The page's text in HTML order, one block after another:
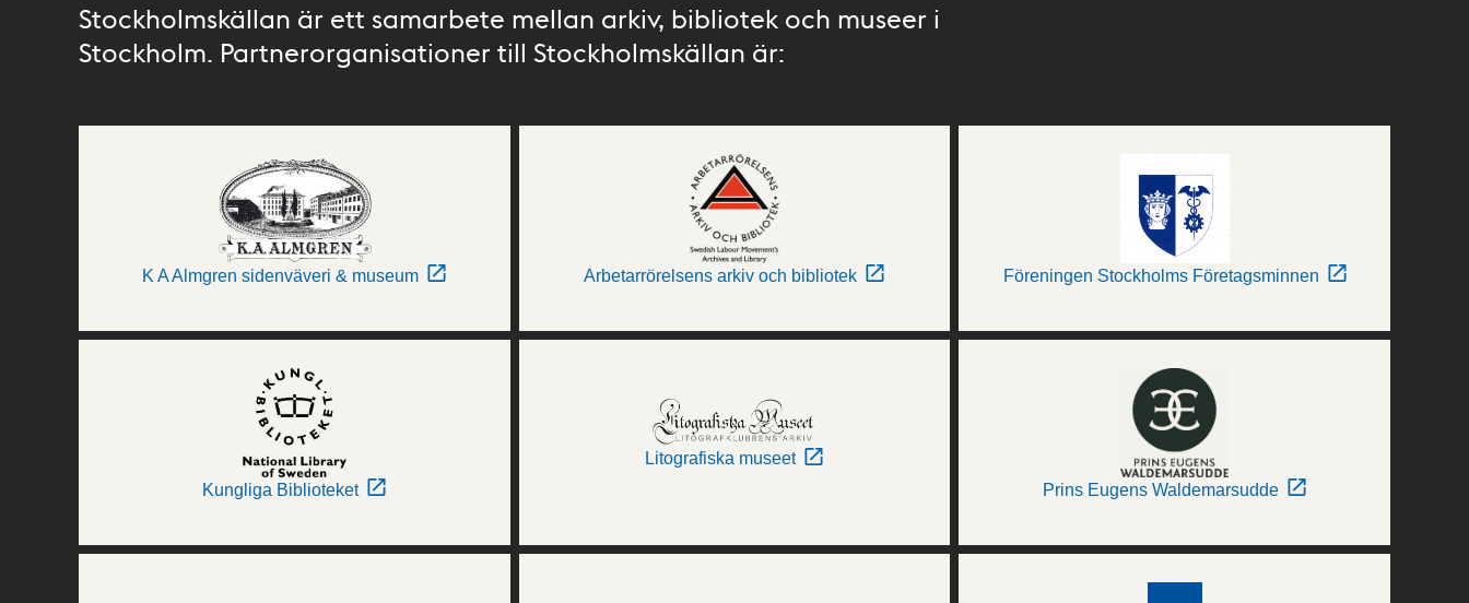
Stockholmskällan är ett samarbete mellan arkiv, bibliotek och museer i
Stockholm. Partnerorganisationer till Stockholmskällan är:
K A Almgren sidenväveri & museum Arbetarrörelsens arkiv och bibliotek Föreningen Stockholms Företagsminnen
Kungliga Biblioteket
Litografiska museet
Prins Eugens Waldemarsudde